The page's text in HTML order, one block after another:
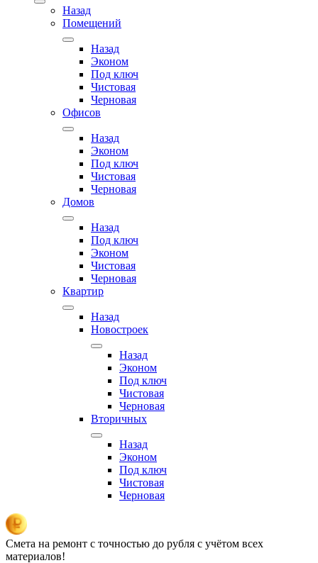
Назад
Помещений
Назад
Эконом
Под ключ
Чистовая
Черновая
Офисов
Назад
Эконом
Под ключ
Чистовая
Черновая
Домов
Назад
Под ключ
Эконом
Чистовая
Черновая
Квартир
Назад
Новостроек
Назад
Эконом
Под ключ
Чистовая
Черновая
Вторичных
Назад
Эконом
Под ключ
Чистовая
Черновая
Смета на ремонт с точностью до рубля с учётом всех
материалов!